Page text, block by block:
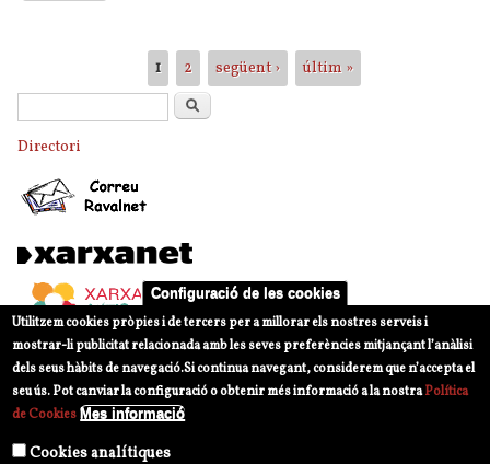
1 2 següent › últim »
Formulari de cercaCerca
Directori
Configuració de les cookies
Utilitzem cookies pròpies i de tercers per a millorar els nostres serveis i
mostrar-li publicitat relacionada amb les seves preferències mitjançant l’anàlisi
dels seus hàbits de navegació.Si continua navegant, considerem que n’accepta el
seu ús. Pot canviar la configuració o obtenir més informació a la nostraPolítica
de Cookies Mes informació
Cookies analítiques